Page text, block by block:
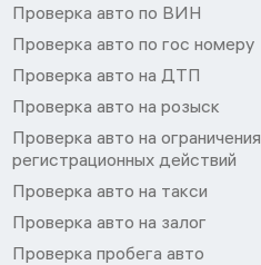
Проверка авто по ВИН
Проверка авто по гос номеру
Проверка авто на ДТП
Проверка авто на розыск
Проверка авто на ограничения
регистрационных действий
Проверка авто на такси
Проверка авто на залог
Проверка пробега авто